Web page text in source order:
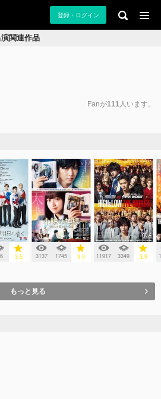
登録・ログイン
関連作品
Fanが111人います。
3.5 3137 1745 3.0 11917 3349 3.9
もっと見る